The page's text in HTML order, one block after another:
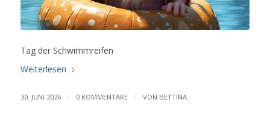
Tag der Schwimmreifen
Weiterlesen
30. JUNI 2026 / 0 KOMMENTARE / VON BETTINA